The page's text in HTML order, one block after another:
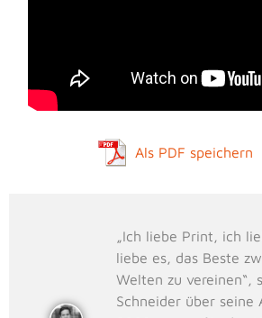
Als PDF speichern
„Ich liebe Print, ich
liebe es, das Beste
Welten zu vereinen“,
Schneider über seine